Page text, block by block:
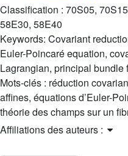
Classification : 70S05,
58E30, 58E40
Keywords: Covariant
Euler-Poincaré equation,
Lagrangian, principal bundle
Mots-clés : réduction
affines, équations d’Euler-
théorie des champs sur un
Affiliations des auteurs :